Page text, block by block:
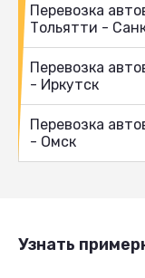
Перевозка
Тольятти -
Перевозка
- Иркутск
Перевозка
- Омск
Узнать